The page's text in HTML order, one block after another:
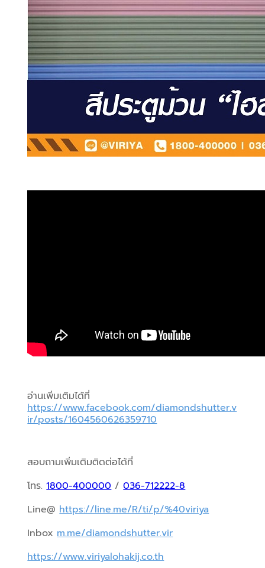
อ่านเพิ่มเติมได้ที่
https://www.facebook.com/diamondshutter.v
ir/posts/1604560626359710
สอบถามเพิ่มเติมติดต่อได้ที่
โทร. 1800-400000 / 036-712222-8
Line@ https://line.me/R/ti/p/%40viriya
Inbox m.me/diamondshutter.vir
https://www.viriyalohakij.co.th